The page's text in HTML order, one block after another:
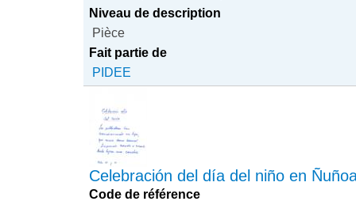
Niveau de description
Pièce
Fait partie de
PIDEE
Celebración del día del niño en
Code de référence